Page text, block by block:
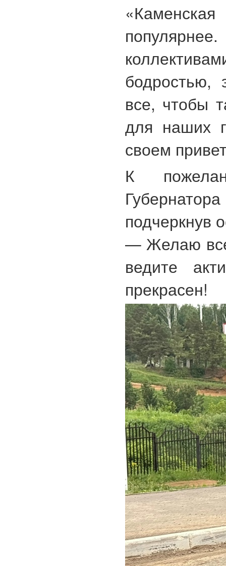
все, чтобы
для наших
своем
К
подчеркнув
— Желаю
ведите
прекрасен!